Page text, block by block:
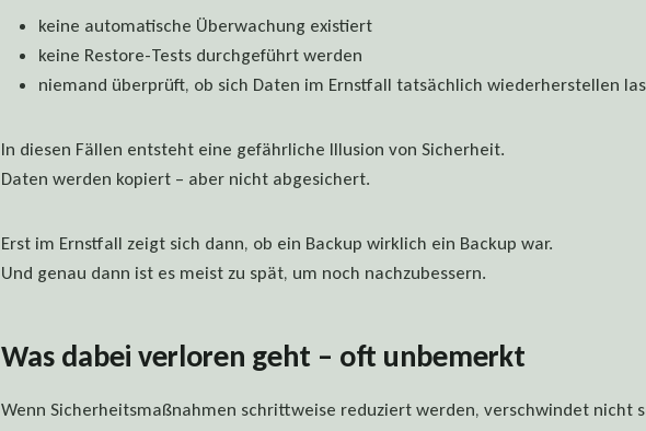
keine automatische Überwachung existiert
keine Restore-Tests durchgeführt werden
niemand überprüft, ob sich Daten im Ernstfall tatsächlich wiederherstellen
In diesen Fällen entsteht eine gefährliche Illusion von Sicherheit.
Daten werden kopiert – aber nicht abgesichert.
Erst im Ernstfall zeigt sich dann, ob ein Backup wirklich ein Backup war.
Und genau dann ist es meist zu spät, um noch nachzubessern.
Was dabei verloren geht – oft unbemerkt
Wenn Sicherheitsmaßnahmen schrittweise reduziert werden, verschwindet nicht